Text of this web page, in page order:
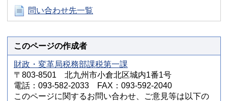
問い合わせ先一覧
このページの作成者
財政・変革局税務部課税第一課
〒803-8501 北九州市小倉北区城内1番1号
電話：093-582-2033 FAX：093-592-2040
このページに関するお問い合わせ、ご意見等は以下の